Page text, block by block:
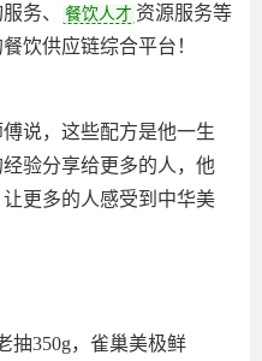
务、 餐饮人才 资源服务等
饮供应链综合平台‌！
说，这些配方是他一生
验分享给更多的人，他
更多的人感受到中华美
抽350g，雀巢美极鲜